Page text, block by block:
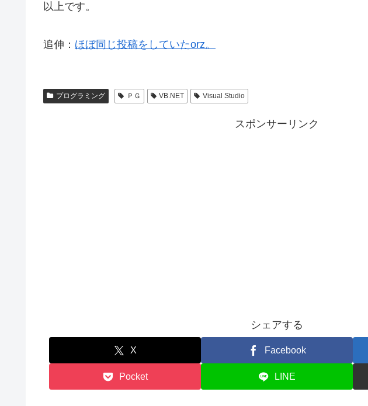
以上です。
追伸： ほぼ同じ投稿をしていたorz。
プログラミング ＰＧ VB.NET Visual Studio
スポンサーリンク
シェアする
X Facebook
Pocket LINE